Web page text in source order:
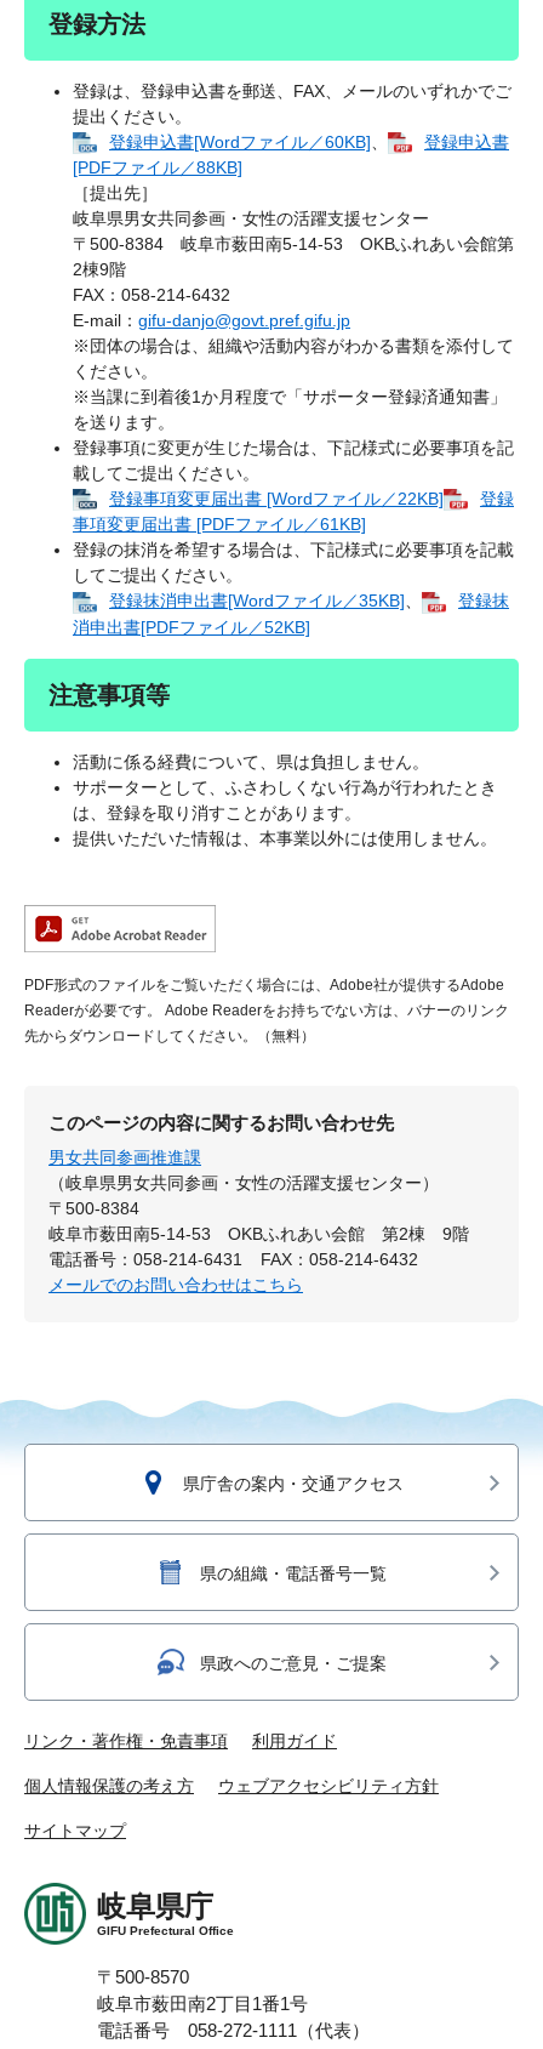
登録方法
登録は、登録申込書を郵送、FAX、メールのいずれかでご
提出ください。
登録申込書[Wordファイル／60KB]
登録申込書​
[PDFファイル／88KB]
［提出先］
岐阜県男女共同参画・女性の活躍支援センター
〒500-8384 岐阜市薮田南5-14-53 OKBふれあい会館第
2棟9階
FAX：058-214-6432
E-mail： gifu-danjo@govt.pref.gifu.jp
※団体の場合は、組織や活動内容がわかる書類を添付して
ください。
※当課に到着後1か月程度で「サポーター登録済通知書」
を送ります。
登録事項に変更が生じた場合は、下記様式に必要事項を記
載してご提出ください。
登録事項変更届出書 [Wordファイル／22KB]
登録
事項変更届出書 [PDFファイル／61KB]
登録の抹消を希望する場合は、下記様式に必要事項を記載
してご提出ください。
登録抹消申出書[Wordファイル／35KB]、
登録抹
消申出書​[PDFファイル／52KB]
注意事項等
活動に係る経費について、県は負担しません。
サポーターとして、ふさわしくない行為が行われたとき
は、登録を取り消すことがあります。
提供いただいた情報は、本事業以外には使用しません。
PDF形式のファイルをご覧いただく場合には、Adobe社が提供するAdobe
Readerが必要です。
Adobe Readerをお持ちでない方は、バナーのリンク
先からダウンロードしてください。（無料）
このページの内容に関するお問い合わせ先
男女共同参画推進課
（岐阜県男女共同参画・女性の活躍支援センター）
〒500-8384
岐阜市薮田南5-14-53 OKBふれあい会館 第2棟 9階
電話番号：058-214-6431
FAX：058-214-6432
メールでのお問い合わせはこちら
県庁舎の案内・交通アクセス
県の組織・電話番号一覧
県政へのご意見・ご提案
リンク・著作権・免責事項 利用ガイド
個人情報保護の考え方 ウェブアクセシビリティ方針
サイトマップ
岐阜県庁
GIFU Prefectural Office
〒500-8570
岐阜市薮田南2丁目1番1号
電話番号 058-272-1111（代表）